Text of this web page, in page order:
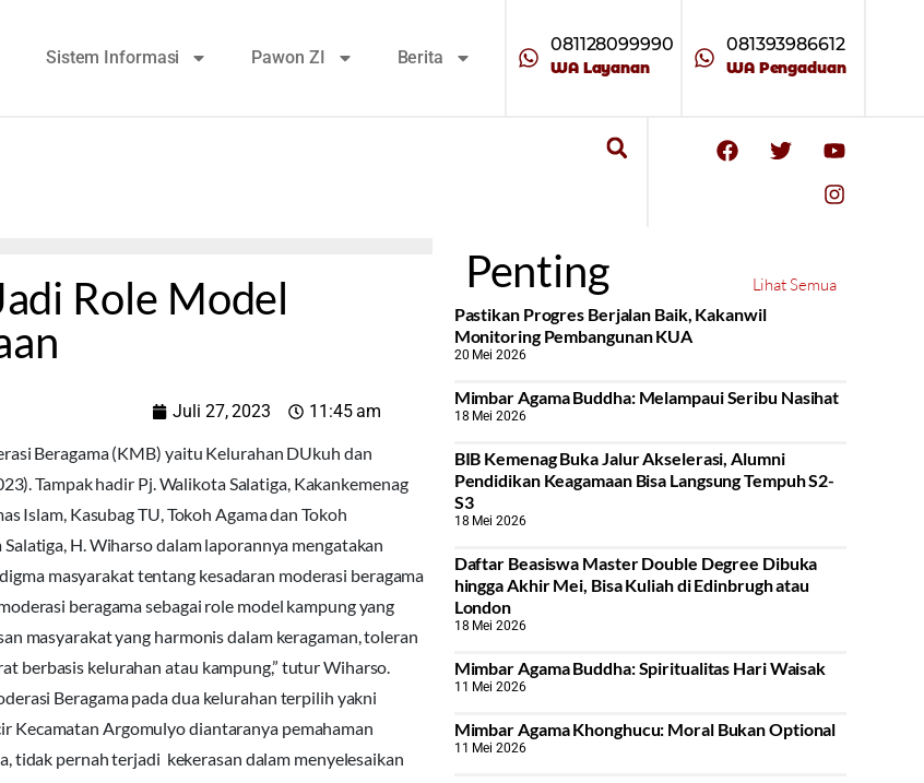
Sistem Informasi Pawon ZI Berita
081128099990
WA Layanan
081393986612
WA Pengaduan
Role Model
Juli 27, 2023
11:45 am
Beragama (KMB) yaitu Kelurahan DUkuh dan
Tampak hadir Pj. Walikota Salatiga, Kakankemenag
Islam, Kasubag TU, Tokoh Agama dan Tokoh
H. Wiharso dalam laporannya mengatakan
masyarakat tentang kesadaran moderasi beragama
beragama sebagai role model kampung yang
masyarakat yang harmonis dalam keragaman, toleran
berbasis kelurahan atau kampung,” tutur Wiharso.
Beragama pada dua kelurahan terpilih yakni
Kecamatan Argomulyo diantaranya pemahaman
tidak pernah terjadi kekerasan dalam menyelesaikan
Penting
Lihat Semua
Pastikan Progres Berjalan Baik, Kakanwil
Monitoring Pembangunan KUA
20 Mei 2026
Mimbar Agama Buddha: Melampaui Seribu Nasihat
18 Mei 2026
BIB Kemenag Buka Jalur Akselerasi, Alumni
Pendidikan Keagamaan Bisa Langsung Tempuh S2-
S3
18 Mei 2026
Daftar Beasiswa Master Double Degree Dibuka
hingga Akhir Mei, Bisa Kuliah di Edinbrugh atau
London
18 Mei 2026
Mimbar Agama Buddha: Spiritualitas Hari Waisak
11 Mei 2026
Mimbar Agama Khonghucu: Moral Bukan Optional
11 Mei 2026